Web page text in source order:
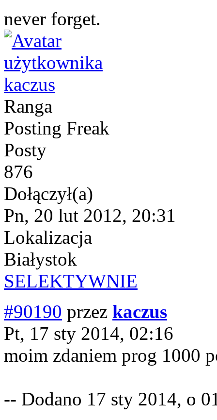
never forget.
kaczus
Ranga
Posting Freak
Posty
876
Dołączył(a)
Pn, 20 lut 2012, 20:31
Lokalizacja
Białystok
SELEKTYWNIE
#90190 przez kaczus
Pt, 17 sty 2014, 02:16
moim zdaniem prog 1000
-- Dodano 17 sty 2014, o